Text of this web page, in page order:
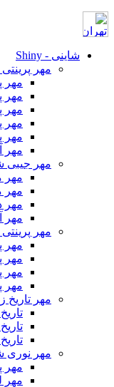
شاینی - Shiny
مهر
مهر
مهر
مهر
مهر
مهر
مهر
مهر جیبی
مهر
مهر
مهر
مهر
مهر پرینتی
مهر
مهر
مهر
مهر
مهر تاریخ
مهر نوری
مهر
مهر